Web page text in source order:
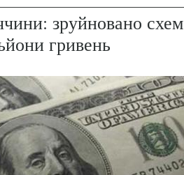
зруйновано схем
гривень